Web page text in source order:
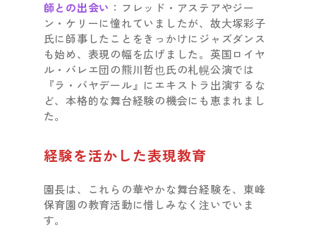
師との出会い ：フレッド・アステアやジー
ン・ケリーに憧れていましたが、故大塚彩子
氏に師事したことをきっかけにジャズダンス
も始め、表現の幅を広げました。英国ロイヤ
ル・バレエ団の熊川哲也氏の札幌公演では
『ラ・バヤデール』にエキストラ出演するな
ど、本格的な舞台経験の機会にも恵まれまし
た。
経験を活かした表現教育
園長は、これらの華やかな舞台経験を、東峰
保育園の教育活動に惜しみなく注いでいま
す。